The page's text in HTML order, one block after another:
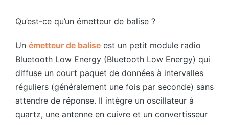
Qu’est-ce qu’un émetteur de balise ?
Un émetteur de balise est un petit module radio
Bluetooth Low Energy (Bluetooth Low Energy) qui
diffuse un court paquet de données à intervalles
réguliers (généralement une fois par seconde) sans
attendre de réponse. Il intègre un oscillateur à
quartz, une antenne en cuivre et un convertisseur